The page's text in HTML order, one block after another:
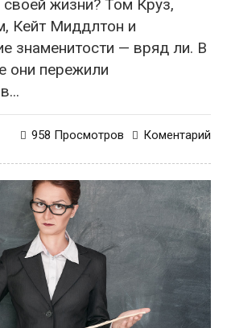
жизни? Том Круз,
Кейт Миддлтон и
знаменитости — вряд ли. В
они пережили
Коментарий
958 Просмотров